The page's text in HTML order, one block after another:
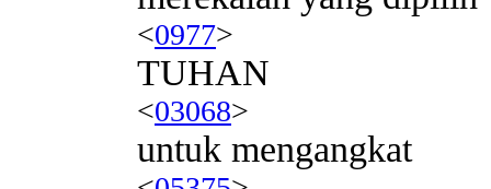
<0977>
TUHAN
<03068>
untuk mengangkat